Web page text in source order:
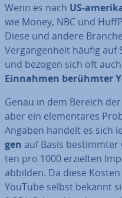
Wenn es nach US-
wie Money, NBC und
Diese und andere
Ver­gan­gen­heit häufig auf
und bezogen sich oft
Einnahmen berühmter
Genau in dem Bereich
aber ein ele­men­ta­res
Angaben handelt es sich
gen auf Basis be­stimm­ter
ten pro 1000 erzielten
abbilden. Da diese
YouTube selbst bekannt